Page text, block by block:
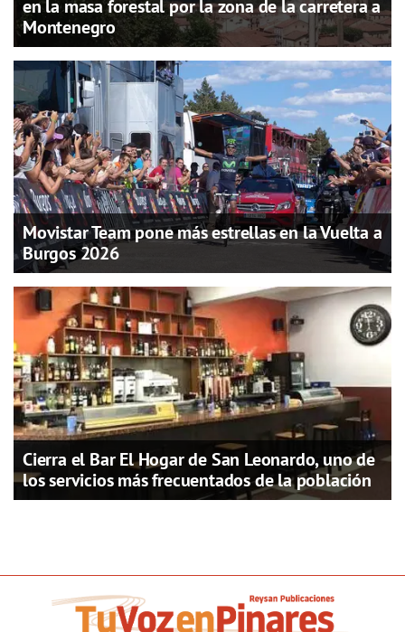
en la masa forestal por la zona de la carretera a
Montenegro
Movistar Team pone más estrellas en la Vuelta a
Burgos 2026
Cierra el Bar El Hogar de San Leonardo, uno de
los servicios más frecuentados de la población